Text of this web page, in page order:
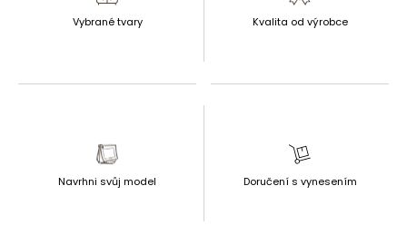
Vybrané tvary Kvalita od výrobce
Navrhni svůj model Doručení s vynesením